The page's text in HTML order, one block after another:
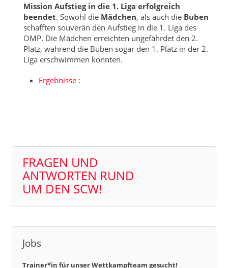
Mission Aufstieg in die 1. Liga erfolgreich
beendet. Sowohl die Mädchen, als auch die Buben
schafften souverän den Aufstieg in die 1. Liga des
OMP. Die Mädchen erreichten ungefährdet den 2.
Platz, während die Buben sogar den 1. Platz in der 2.
Liga erschwimmen konnten.
Ergebnisse:
FRAGEN UND
ANTWORTEN RUND
UM DEN SCW!
Jobs
Trainer*in für unser Wettkampfteam gesucht!